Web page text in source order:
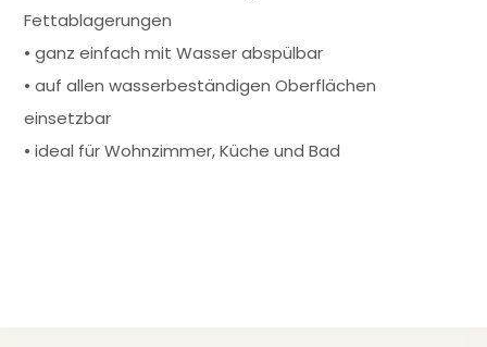
Fettablagerungen
• ganz einfach mit Wasser abspülbar
• auf allen wasserbeständigen Oberflächen
einsetzbar
• ideal für Wohnzimmer, Küche und Bad